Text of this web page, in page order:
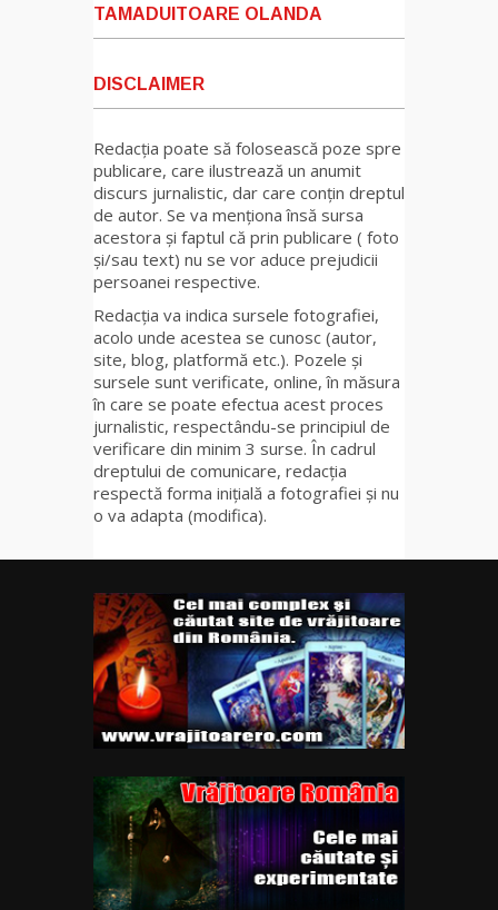
TAMADUITOARE OLANDA
DISCLAIMER
Redacția poate să folosească poze spre
publicare, care ilustrează un anumit
discurs jurnalistic, dar care conțin dreptul
de autor. Se va menționa însă sursa
acestora și faptul că prin publicare ( foto
și/sau text) nu se vor aduce prejudicii
persoanei respective.
Redacția va indica sursele fotografiei,
acolo unde acestea se cunosc (autor,
site, blog, platformă etc.). Pozele și
sursele sunt verificate, online, în măsura
în care se poate efectua acest proces
jurnalistic, respectându-se principiul de
verificare din minim 3 surse. În cadrul
dreptului de comunicare, redacția
respectă forma inițială a fotografiei și nu
o va adapta (modifica).